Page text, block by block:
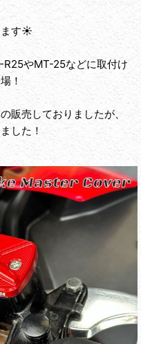
ます☀
R25やMT-25などに取付け
！
販売しておりましたが、
した！